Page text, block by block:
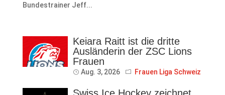
Bundestrainer Jeff...
Keiara Raitt ist die dritte
Ausländerin der ZSC Lions
Frauen
Aug. 3, 2026 Frauen Liga Schweiz